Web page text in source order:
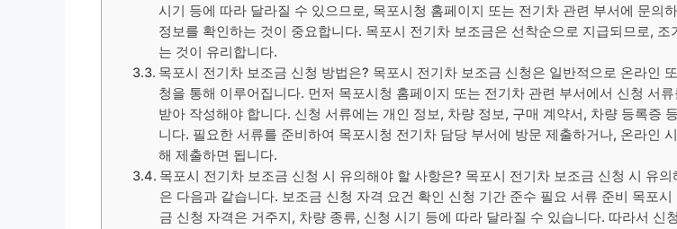
시기 등에 따라 달라질 수 있으므로, 목포시청 홈페이지 또는 전기차 관련 부서에 문의
정보를 확인하는 것이 중요합니다. 목포시 전기차 보조금은 선착순으로 지급되므로, 조
는 것이 유리합니다.
목포시 전기차 보조금 신청 방법은? 목포시 전기차 보조금 신청은 일반적으로 온라인
청을 통해 이루어집니다. 먼저 목포시청 홈페이지 또는 전기차 관련 부서에서 신청 서
받아 작성해야 합니다. 신청 서류에는 개인 정보, 차량 정보, 구매 계약서, 차량 등록증
니다. 필요한 서류를 준비하여 목포시청 전기차 담당 부서에 방문 제출하거나, 온라인
해 제출하면 됩니다.
목포시 전기차 보조금 신청 시 유의해야 할 사항은? 목포시 전기차 보조금 신청 시 유의
은 다음과 같습니다. 보조금 신청 자격 요건 확인 신청 기간 준수 필요 서류 준비 목포시
금 신청 자격은 거주지, 차량 종류, 신청 시기 등에 따라 달라질 수 있습니다. 따라서 신